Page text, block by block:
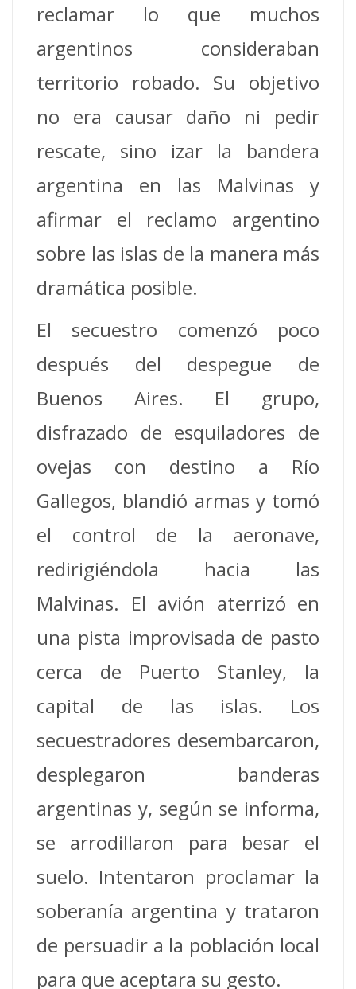
reclamar lo que muchos
argentinos consideraban
territorio robado. Su objetivo
no era causar daño ni pedir
rescate, sino izar la bandera
argentina en las Malvinas y
afirmar el reclamo argentino
sobre las islas de la manera más
dramática posible.
El secuestro comenzó poco
después del despegue de
Buenos Aires. El grupo,
disfrazado de esquiladores de
ovejas con destino a Río
Gallegos, blandió armas y tomó
el control de la aeronave,
redirigiéndola hacia las
Malvinas. El avión aterrizó en
una pista improvisada de pasto
cerca de Puerto Stanley, la
capital de las islas. Los
secuestradores desembarcaron,
desplegaron banderas
argentinas y, según se informa,
se arrodillaron para besar el
suelo. Intentaron proclamar la
soberanía argentina y trataron
de persuadir a la población local
para que aceptara su gesto.